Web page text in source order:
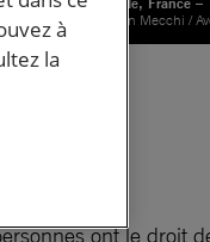
© Julien Mecchi /
ont le droit
à
la